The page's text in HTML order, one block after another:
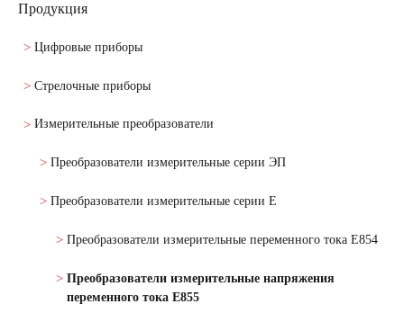
Продукция
Цифровые приборы
Стрелочные приборы
Измерительные преобразователи
Преобразователи измерительные серии ЭП
Преобразователи измерительные серии Е
Преобразователи измерительные переменного тока Е854
Преобразователи измерительные напряжения
переменного тока Е855